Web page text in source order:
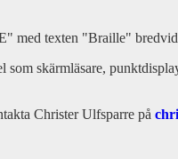
skärmläsare,
Christer Ulfsparre på